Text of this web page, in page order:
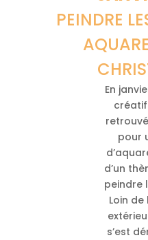
PEINDRE
En
pour
d’un
peindre
Loin de
s’est